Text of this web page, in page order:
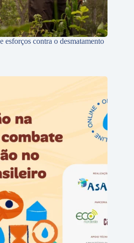
esforços contra o desmatamento